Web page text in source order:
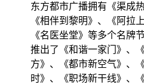
东方都市广播拥有《渠成
《相伴到黎明》、《阿拉
《名医坐堂》等多个名牌
推出了《和谐一家门》、
方》、《都市新空气》、
时》、《职场新干线》、